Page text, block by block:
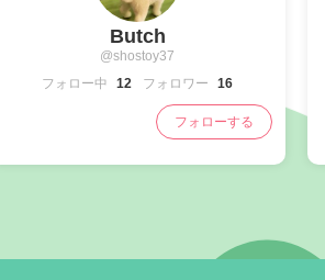
Butch
@shostoy37
フォロー中
12 フォロワー 16
フォローする